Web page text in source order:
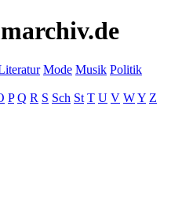
Mode Musik Politik
P Q R S Sch St T U V WY Z